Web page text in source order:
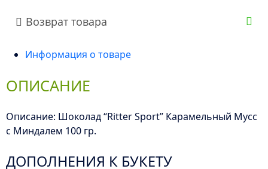
Возврат товара
Информация о товаре
ОПИСАНИЕ
Описание: Шоколад “Ritter Sport” Карамельный Мусс
с Миндалем 100 гр.
ДОПОЛНЕНИЯ К БУКЕТУ